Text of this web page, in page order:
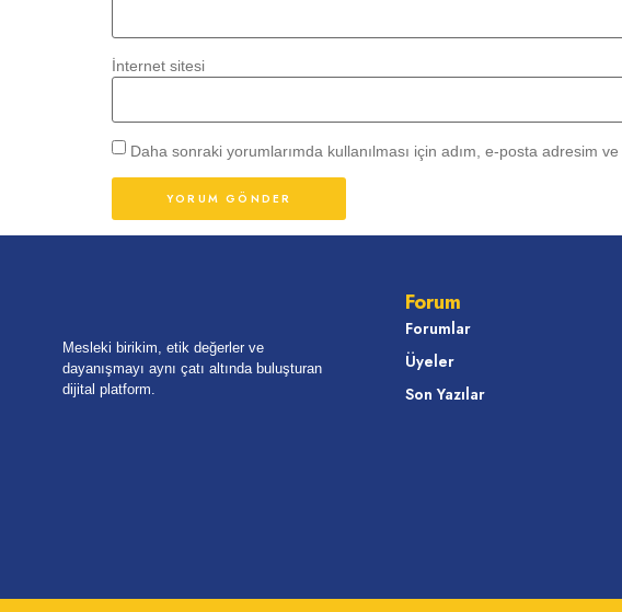
İnternet sitesi
Daha sonraki yorumlarımda kullanılması için adım, e-posta adresim
Mesleki birikim, etik değerler ve
dayanışmayı aynı çatı altında buluşturan
dijital platform.
Forum
Forumlar
Üyeler
Son Yazılar